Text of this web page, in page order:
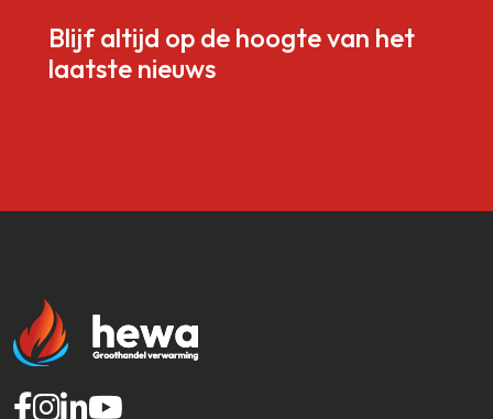
Blijf altijd op de hoogte van het
laatste nieuws